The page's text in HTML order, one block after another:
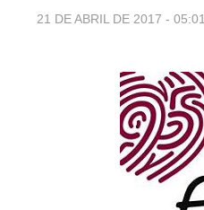
21 DE ABRIL DE 2017 - 05:01